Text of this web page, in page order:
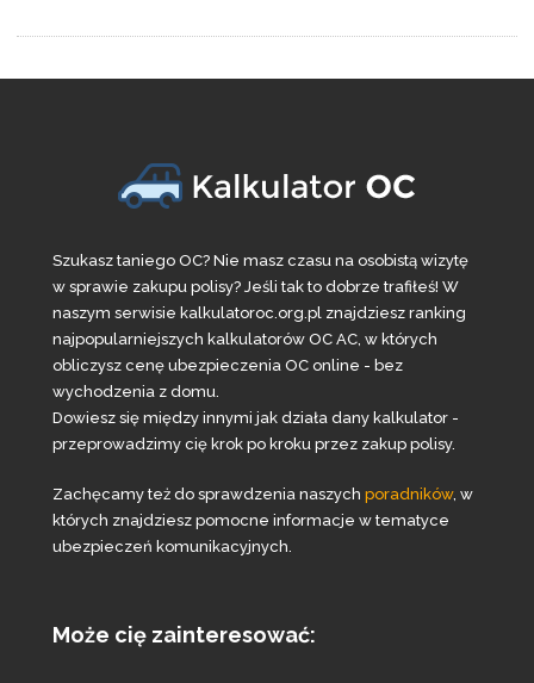
Szukasz taniego OC? Nie masz czasu na osobistą wizytę
w sprawie zakupu polisy? Jeśli tak to dobrze trafiłeś! W
naszym serwisie kalkulatoroc.org.pl znajdziesz ranking
najpopularniejszych kalkulatorów OC AC, w których
obliczysz cenę ubezpieczenia OC online - bez
wychodzenia z domu.
Dowiesz się między innymi jak działa dany kalkulator -
przeprowadzimy cię krok po kroku przez zakup polisy.
Zachęcamy też do sprawdzenia naszych poradników, w
których znajdziesz pomocne informacje w tematyce
ubezpieczeń komunikacyjnych.
Może cię zainteresować: